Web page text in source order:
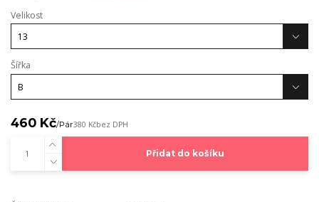
Velikost
Šířka
460 Kč/Pár380 Kčbez DPH
Přidat do košíku